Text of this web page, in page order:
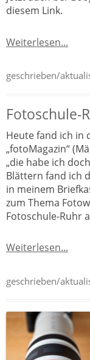
diesem Link.
Weiterlesen...
geschrieben/
Fotoschule-
Heute fand ich in
„fotoMagazin“
„die habe ich
Blättern fand ich
in meinem
zum Thema
Fotoschule-Ruhr
Weiterlesen...
geschrieben/